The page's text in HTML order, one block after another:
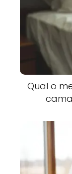
Qual o